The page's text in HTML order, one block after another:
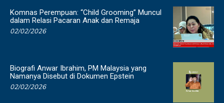
Komnas Perempuan: “Child Grooming” Muncul
dalam Relasi Pacaran Anak dan Remaja
02/02/2026
Biografi Anwar Ibrahim, PM Malaysia yang
Namanya Disebut di Dokumen Epstein
02/02/2026